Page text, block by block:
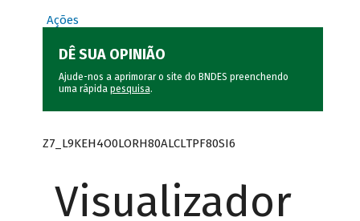
Ações
DÊ SUA OPINIÃO
Ajude-nos a aprimorar o site do BNDES preenchendo
uma rápida pesquisa.
Z7_L9KEH4O0LORH80ALCLTPF80SI6
Visualizador